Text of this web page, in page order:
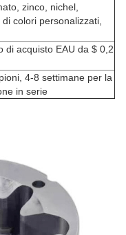
zinco, nichel,
colori personalizzati,
di acquisto EAU da $ 0,2
4-8 settimane per la
in serie